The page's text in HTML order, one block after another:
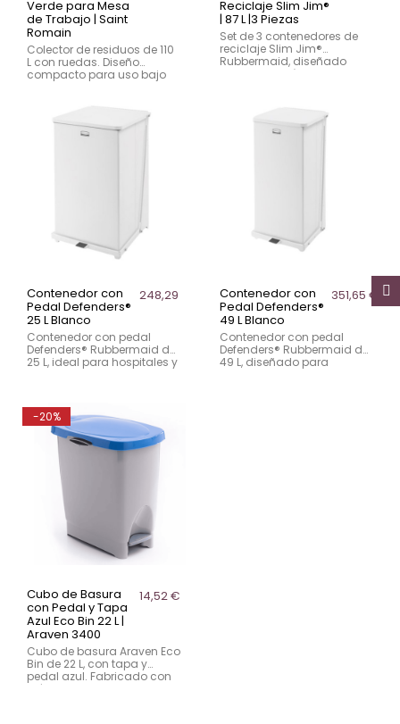
Verde para Mesa
de Trabajo | Saint
Romain
Colector de residuos de 110
L con ruedas. Diseño
compacto para uso bajo
inoxidable.
Reciclaje Slim Jim®
| 87 L |3 Piezas
Set de 3 contenedores de
reciclaje Slim Jim®
Rubbermaid, diseñado
para hostelería y zonas
para una separación
eficiente de residuos.
Contenedor con
Pedal Defenders®
25 L Blanco
248,29 €
Contenedor con pedal
Defenders® Rubbermaid de
25 L, ideal para hospitales y
protectora.
Contenedor con
Pedal Defenders®
49 L Blanco
351,65 €
Contenedor con pedal
Defenders® Rubbermaid de
49 L, diseñado para
-20%
Cubo de Basura
con Pedal y Tapa
Azul Eco Bin 22 L |
Araven 3400
14,52 €
Cubo de basura Araven Eco
Bin de 22 L, con tapa y
pedal azul. Fabricado con
plástico reciclado. Con